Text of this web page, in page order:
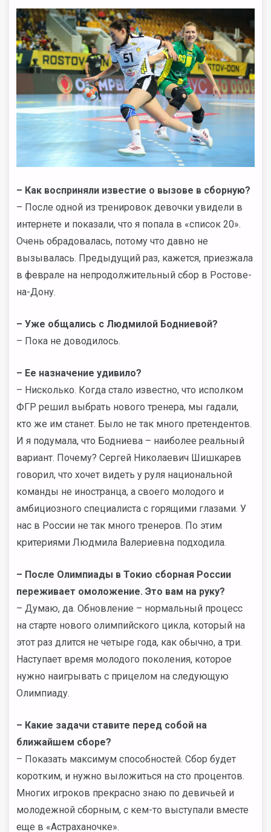
– Как восприняли известие о вызове в сборную?
– После одной из тренировок девочки увидели в
интернете и показали, что я попала в «список 20».
Очень обрадовалась, потому что давно не
вызывалась. Предыдущий раз, кажется, приезжала
в феврале на непродолжительный сбор в Ростове-
на-Дону.
– Уже общались с Людмилой Бодниевой?
– Пока не доводилось.
– Ее назначение удивило?
– Нисколько. Когда стало известно, что исполком
ФГР решил выбрать нового тренера, мы гадали,
кто же им станет. Было не так много претендентов.
И я подумала, что Бодниева – наиболее реальный
вариант. Почему? Сергей Николаевич Шишкарев
говорил, что хочет видеть у руля национальной
команды не иностранца, а своего молодого и
амбициозного специалиста с горящими глазами. У
нас в России не так много тренеров. По этим
критериями Людмила Валериевна подходила.
– После Олимпиады в Токио сборная России
переживает омоложение. Это вам на руку?
– Думаю, да. Обновление – нормальный процесс
на старте нового олимпийского цикла, который на
этот раз длится не четыре года, как обычно, а три.
Наступает время молодого поколения, которое
нужно наигрывать с прицелом на следующую
Олимпиаду.
– Какие задачи ставите перед собой на
ближайшем сборе?
– Показать максимум способностей. Сбор будет
коротким, и нужно выложиться на сто процентов.
Многих игроков прекрасно знаю по девичьей и
молодежной сборным, с кем-то выступали вместе
еще в «Астраханочке».